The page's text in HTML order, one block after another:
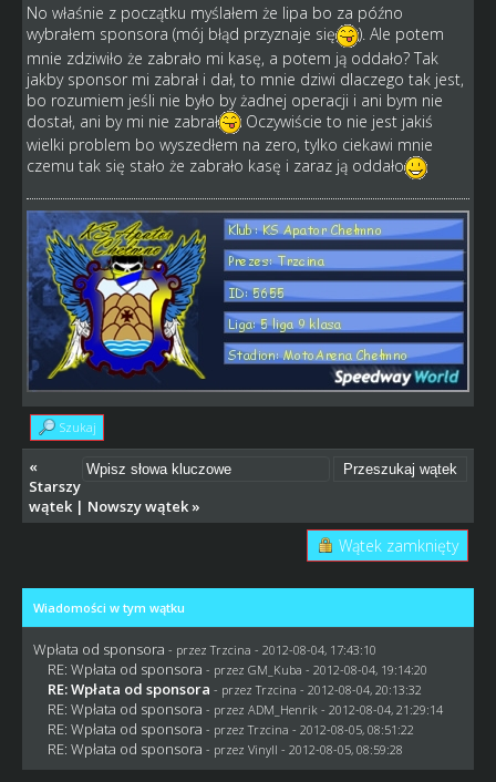
No właśnie z początku myślałem że lipa bo za późno
wybrałem sponsora (mój błąd przyznaje się
). Ale potem
mnie zdziwiło że zabrało mi kasę, a potem ją oddało? Tak
jakby sponsor mi zabrał i dał, to mnie dziwi dlaczego tak jest,
bo rozumiem jeśli nie było by żadnej operacji i ani bym nie
dostał, ani by mi nie zabrał
Oczywiście to nie jest jakiś
wielki problem bo wyszedłem na zero, tylko ciekawi mnie
czemu tak się stało że zabrało kasę i zaraz ją oddało
Szukaj
«
Starszy
wątek| Nowszy wątek»
Wątek zamknięty
Wiadomości w tym wątku
Wpłata od sponsora - przezTrzcina - 2012-08-04, 17:43:10
RE: Wpłata od sponsora - przez GM_Kuba - 2012-08-04, 19:14:20
RE: Wpłata od sponsora - przezTrzcina - 2012-08-04, 20:13:32
RE: Wpłata od sponsora - przez ADM_Henrik- 2012-08-04, 21:29:14
RE: Wpłata od sponsora - przezTrzcina - 2012-08-05, 08:51:22
RE: Wpłata od sponsora - przez Vinyll - 2012-08-05, 08:59:28